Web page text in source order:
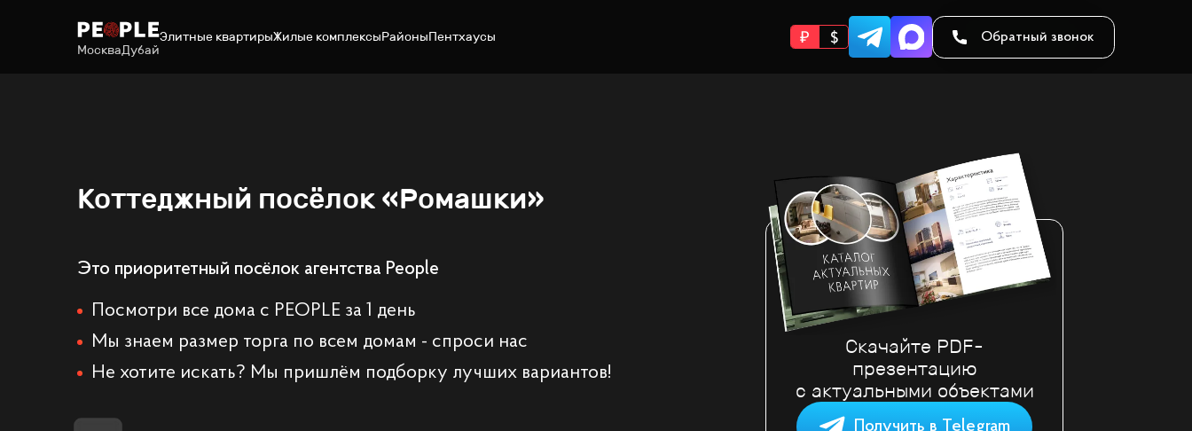
МоскваДубай
Элитные квартирыЖилые комплексыРайоныПентхаусы Обратный звонок
Коттеджный посёлок «Ромашки»
Это приоритетный посёлок агентства People
Посмотри все дома с PEOPLE за 1 день
Мы знаем размер торга по всем домам - спроси нас
Не хотите искать? Мы пришлём подборку лучших вариантов!
Скачайте PDF-
презентацию
с актуальными объектами
Получить в Telegram